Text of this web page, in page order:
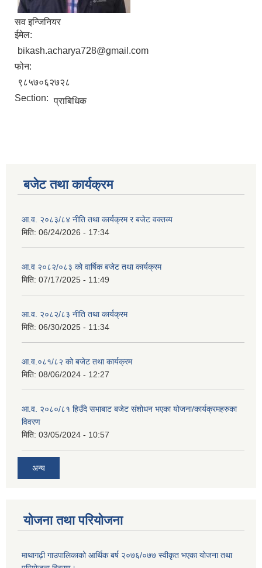
सव इन्जिनियर
ईमेल:
bikash.acharya728@gmail.com
फोन:
९८५७०६२७२८
Section: प्राबिधिक
बजेट तथा कार्यक्रम
आ.व. २०८३/८४ नीति तथा कार्यक्रम र बजेट वक्तव्य
मिति: 06/24/2026 - 17:34
आ.व २०८२/०८३ को वार्षिक बजेट तथा कार्यक्रम
मिति: 07/17/2025 - 11:49
आ.व. २०८२/८३ नीति तथा कार्यक्रम
मिति: 06/30/2025 - 11:34
आ.व.०८१/८२ को बजेट तथा कार्यक्रम
मिति: 08/06/2024 - 12:27
आ.व. २०८०/८१ हिउँदे सभाबाट बजेट संशोधन भएका योजना/कार्यक्रमहरुका
विवरण
मिति: 03/05/2024 - 10:57
अन्य
योजना तथा परियोजना
माथागढ़ी गाउपालिकाको आर्थिक बर्ष २०७६/०७७ स्वीकृत भएका योजना तथा